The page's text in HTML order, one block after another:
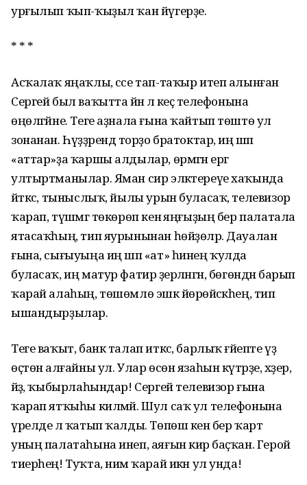
урғылып ҡып-ҡыҙыл ҡан йүгерҙе.
* * *
Асҡалаҡ яңаҡлы, сәсе тап-таҡыр итеп алынған
Сергей был ваҡытта йәнә лә кеҫә телефонына
өңөлгәйне. Теге аҙнала ғына ҡайтып төштө ул
зонанан. Һүҙҙәрендә торҙо братоктар, иң шәп
«аттар»ҙа ҡаршы алдылар, өрмәгән ергә
ултыртманылар. Яман сир эләктереүе хаҡында
әйткәс, тыныслыҡ, йылы урын буласаҡ, телевизор
ҡарап, түшәмгә төкөрөп кенә яңғыҙың бер палатала
ятасаҡһың, тип яурынынан һөйҙөләр. Дауалан
ғына, сығыуыңа иң шәп «ат» һинең ҡулда
буласаҡ, иң матур фатир әҙерләнгән, бөгөндән барып
ҡарай алаһың, төшөмлө эшкә йөрөйәсәкһең, тип
ышандырҙылар.
Теге ваҡыт, банк талап иткәс, барлыҡ ғәйепте үҙ
өҫтөнә алғайны ул. Улар өсөн язаһын күтәрҙе, хәҙер,
әйҙә, ҡыбырлаһындар! Сергей телевизор ғына
ҡарап ятҡыһы килмәй. Шул саҡ ул телефонына
үрелде лә ҡатып ҡалды. Төпөш кенә бер ҡарт
уның палатаһына инеп, аяғын кирә баҫҡан. Герой
тиерһең! Туҡта, нимә ҡарай икән ул унда!